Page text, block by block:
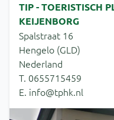
TIP - TOERISTISCH
KEIJENBORG
Spalstraat 16
Hengelo (GLD)
Nederland
T. 0655715459
E. info@tphk.nl